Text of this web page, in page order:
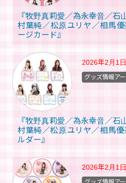
『牧野真莉愛／為永幸音／石
村葉純／松原ユリヤ／相馬
ージカード』
2026年2月1日
『牧野真莉愛／為永幸音／石
村葉純／松原ユリヤ／相馬
ルダー』
グッズ情報ア
2026年2月1日